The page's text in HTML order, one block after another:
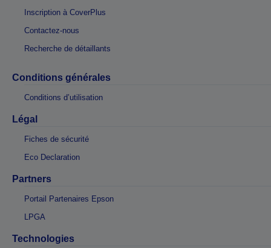
Inscription à CoverPlus
Contactez-nous
Recherche de détaillants
Conditions générales
Conditions d’utilisation
Légal
Fiches de sécurité
Eco Declaration
Partners
Portail Partenaires Epson
LPGA
Technologies